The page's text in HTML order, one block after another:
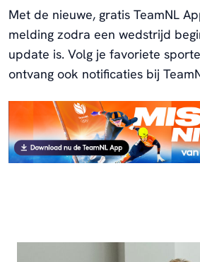
Met de nieuwe, gratis TeamNL
melding zodra een wedstrijd
update is. Volg je favoriete
ontvang ook notificaties bij